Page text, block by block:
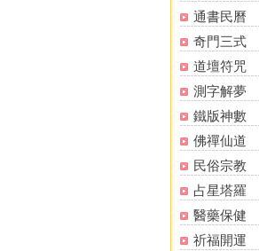
通書民曆
奇門三式
道壇符咒
測字解夢
鐵版神數
佛禪仙道
民俗宗教
占星塔羅
醫藥保健
祈福開運